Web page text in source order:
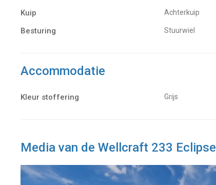
Kuip Achterkuip
Besturing Stuurwiel
Accommodatie
Kleur stoffering Grijs
Media van de Wellcraft 233 Eclipse